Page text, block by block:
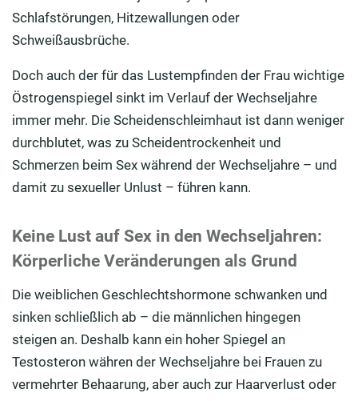
Schlafstörungen, Hitzewallungen oder
Schweißausbrüche.
Doch auch der für das Lustempfinden der Frau wichtige
Östrogenspiegel sinkt im Verlauf der Wechseljahre
immer mehr. Die Scheidenschleimhaut ist dann weniger
durchblutet, was zu Scheidentrockenheit und
Schmerzen beim Sex während der Wechseljahre – und
damit zu sexueller Unlust – führen kann.
Keine Lust auf Sex in den Wechseljahren:
Körperliche Veränderungen als Grund
Die weiblichen Geschlechtshormone schwanken und
sinken schließlich ab – die männlichen hingegen
steigen an. Deshalb kann ein hoher Spiegel an
Testosteron währen der Wechseljahre bei Frauen zu
vermehrter Behaarung, aber auch zur Haarverlust oder